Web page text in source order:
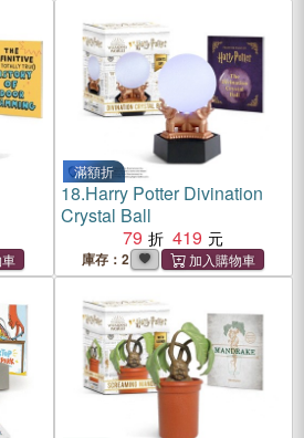
滿額折
18.Harry Potter Divination
Crystal Ball
79
419
庫存：2